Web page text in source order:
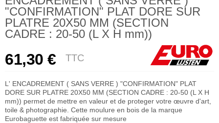
"CONFIRMATION" PLAT DORE SUR
PLATRE 20X50 MM (SECTION
CADRE : 20-50 (L X H mm))
61,30 € TTC
L' ENCADREMENT ( SANS VERRE ) "CONFIRMATION" PLAT
DORE SUR PLATRE 20X50 MM (SECTION CADRE : 20-50 (L X H
mm)) permet de mettre en valeur et de proteger votre œuvre d'art,
toile & photographie. Cette moulure en bois de la marque
Eurobaguette est fabriquée sur mesure